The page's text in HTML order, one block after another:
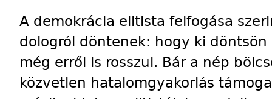
A demokrácia elitista felfogása
dologról döntenek: hogy ki döntsön
még erről is rosszul. Bár a nép
közvetlen hatalomgyakorlás